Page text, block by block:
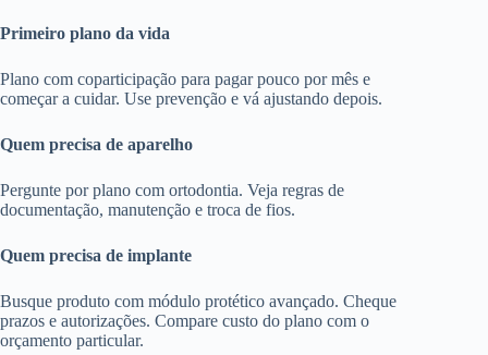
Primeiro plano da vida
Plano com coparticipação para pagar pouco por mês e
começar a cuidar. Use prevenção e vá ajustando depois.
Quem precisa de aparelho
Pergunte por plano com ortodontia. Veja regras de
documentação, manutenção e troca de fios.
Quem precisa de implante
Busque produto com módulo protético avançado. Cheque
prazos e autorizações. Compare custo do plano com o
orçamento particular.